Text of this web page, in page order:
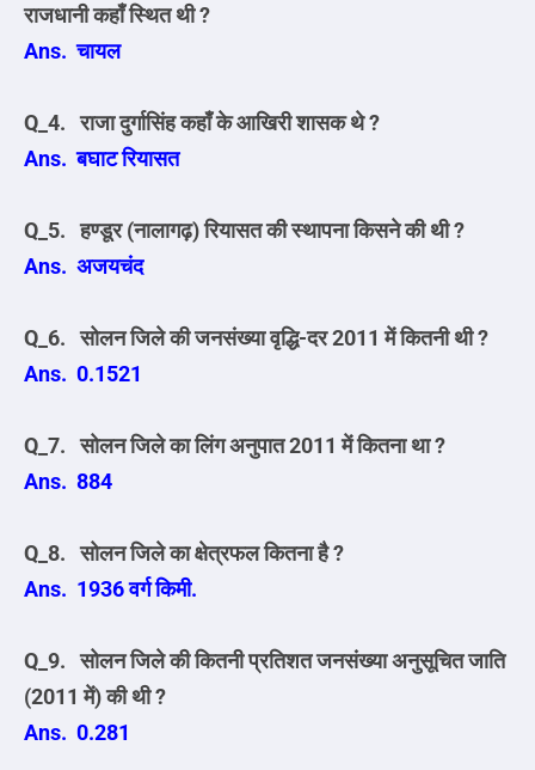
राजधानी कहाँ स्थित थी ?
Ans. चायल
Q_4. राजा दुर्गासिंह कहाँ के आखिरी शासक थे ?
Ans. बघाट रियासत
Q_5. हण्डूर (नालागढ़) रियासत की स्थापना किसने की थी ?
Ans. अजयचंद
Q_6. सोलन जिले की जनसंख्या वृद्धि-दर 2011 में कितनी थी ?
Ans. 0.1521
Q_7. सोलन जिले का लिंग अनुपात 2011 में कितना था ?
Ans. 884
Q_8. सोलन जिले का क्षेत्रफल कितना है ?
Ans. 1936 वर्ग किमी.
Q_9. सोलन जिले की कितनी प्रतिशत जनसंख्या अनुसूचित जाति
(2011 में) की थी ?
Ans. 0.281